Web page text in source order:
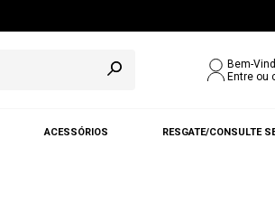
Bem-
Entre ou
ACESSÓRIOS RESGATE/CONSULTE